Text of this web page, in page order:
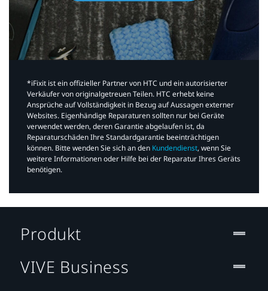
*iFixit ist ein offizieller Partner von HTC und ein autorisierter
Verkäufer von originalgetreuen Teilen. HTC erhebt keine
Ansprüche auf Vollständigkeit in Bezug auf Aussagen externer
Websites. Eigenhändige Reparaturen sollten nur bei Geräte
verwendet werden, deren Garantie abgelaufen ist, da
Reparaturschäden Ihre Standardgarantie beeinträchtigen
können. Bitte wenden Sie sich an den Kundendienst, wenn Sie
weitere Informationen oder Hilfe bei der Reparatur Ihres Geräts
benötigen.​
Produkt
VIVE Business